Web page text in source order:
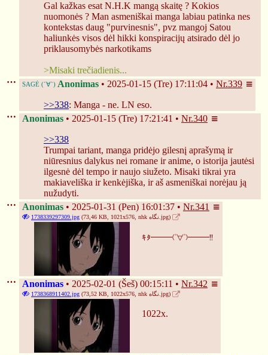
Gal kažkas esat N.H.K mangą skaitę ? Kokios
nuomonės ? Man asmeniškai manga labiau patinka nes
kontekstas daug "purvinesnis", pvz mangoj Satou
haliunkės visos dėl hikki konspiracijų atsirado dėl jo
priklausomybės narkotikams
>Misaki trečiadienis...
Anonimas
2025-01-15 (Tre) 17:11:04 Nr.339
>>338: Manga - ne. LN eso.
Anonimas
2025-01-15 (Tre) 17:21:41 Nr.340
>>338
Trumpai tariant, manga pridėjo gilesnį aprašymą ir
niūresnius dalykus nei romane ir anime, o istorija jautėsi
ilgesnė dėl tempo ir naujo siužeto. Misaki tikrai yra
makiaveliška ir kenkėjiška, ir aš asmeniškai norėjau ją
nužudyti.
Anonimas
2025-01-31 (Pen) 16:01:37 Nr.341
1738339297309.jpg (73,46 KB, 1021x576, nhk نگاه.jpg)
ｷﾀ━━━(ﾟ∀ﾟ)━━━!!
Anonimas 2025-02-01 (Šeš) 00:15:11 Nr.342
1738368911402.jpg (73,52 KB, 1022x576, nhk نگاه.jpg)
1022x.